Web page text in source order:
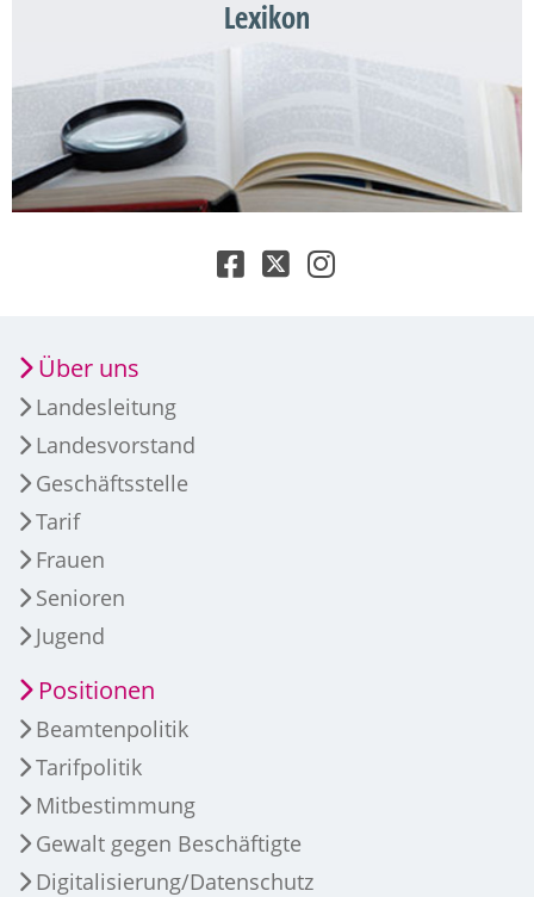
Lexikon
Über uns
Landesleitung
Landesvorstand
Geschäftsstelle
Tarif
Frauen
Senioren
Jugend
Positionen
Beamtenpolitik
Tarifpolitik
Mitbestimmung
Gewalt gegen Beschäftigte
Digitalisierung/Datenschutz